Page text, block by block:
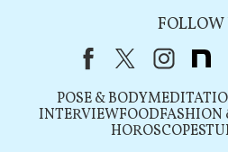
FOLLOW
FacebookX（旧Twitter
POSE & BODY
INTERVIEWFOODFASHION
HOROSCOPE